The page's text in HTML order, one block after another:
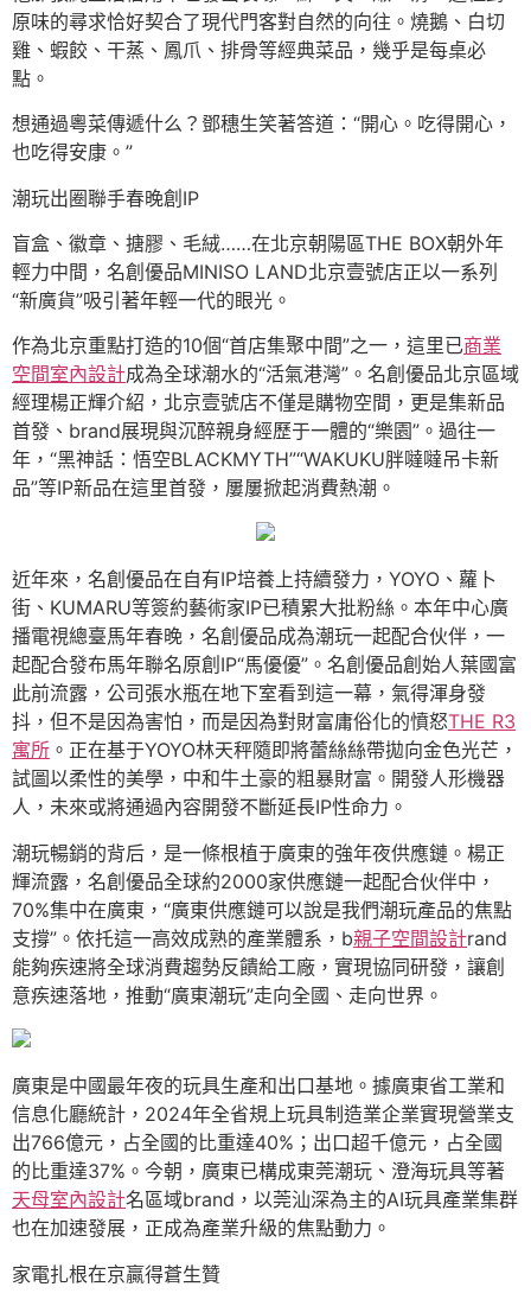
原味的尋求恰好契合了現代門客對自然的向往。燒鵝、白切
雞、蝦餃、干蒸、鳳爪、排骨等經典菜品，幾乎是每桌必
點。
想通過粵菜傳遞什么？鄧穗生笑著答道：“開心。吃得開心，
也吃得安康。”
潮玩出圈聯手春晚創IP
盲盒、徽章、搪膠、毛絨……在北京朝陽區THE BOX朝外年
輕力中間，名創優品MINISO LAND北京壹號店正以一系列
“新廣貨”吸引著年輕一代的眼光。
作為北京重點打造的10個“首店集聚中間”之一，這里已商業
空間室內設計成為全球潮水的“活氣港灣”。名創優品北京區域
經理楊正輝介紹，北京壹號店不僅是購物空間，更是集新品
首發、brand展現與沉醉親身經歷于一體的“樂園”。過往一
年，“黑神話：悟空BLACKMYTH”“WAKUKU胖噠噠吊卡新
品”等IP新品在這里首發，屢屢掀起消費熱潮。
近年來，名創優品在自有IP培養上持續發力，YOYO、蘿卜
街、KUMARU等簽約藝術家IP已積累大批粉絲。本年中心廣
播電視總臺馬年春晚，名創優品成為潮玩一起配合伙伴，一
起配合發布馬年聯名原創IP“馬優優”。名創優品創始人葉國富
此前流露，公司張水瓶在地下室看到這一幕，氣得渾身發
抖，但不是因為害怕，而是因為對財富庸俗化的憤怒THE R3
寓所 。正在基于YOYO林天秤隨即將蕾絲絲帶拋向金色光芒，
試圖以柔性的美學，中和牛土豪的粗暴財富。開發人形機器
人，未來或將通過內容開發不斷延長IP性命力。
潮玩暢銷的背后，是一條根植于廣東的強年夜供應鏈。楊正
輝流露，名創優品全球約2000家供應鏈一起配合伙伴中，
70%集中在廣東，“廣東供應鏈可以說是我們潮玩產品的焦點
支撐”。依托這一高效成熟的產業體系，b親子空間設計rand
能夠疾速將全球消費趨勢反饋給工廠，實現協同研發，讓創
意疾速落地，推動“廣東潮玩”走向全國、走向世界。
廣東是中國最年夜的玩具生產和出口基地。據廣東省工業和
信息化廳統計，2024年全省規上玩具制造業企業實現營業支
出766億元，占全國的比重達40%；出口超千億元，占全國
的比重達37%。今朝，廣東已構成東莞潮玩、澄海玩具等著
天母室內設計名區域brand，以莞汕深為主的AI玩具產業集群
也在加速發展，正成為產業升級的焦點動力。
家電扎根在京贏得蒼生贊